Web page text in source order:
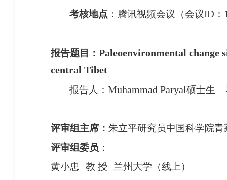
考核地点 ：腾讯视频会议（会议ID ：
报告题目： Paleoenvironmental
central Tibet
报告人：Muhammad Paryal硕士生
评审组主席： 朱立平研究员中国科学院
评审组委员 ：
黄小忠
教 授 兰州大学（线上）